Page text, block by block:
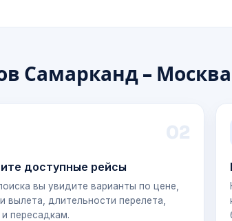
Самарканд - Москва
02
доступные рейсы
вы увидите варианты по цене,
вылета, длительности перелета,
пересадкам.